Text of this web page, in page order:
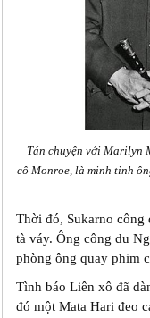
Tán chuyện với Marilyn
cô Monroe, là minh tinh
Thời đó, Sukarno
tà váy. Ông công du
phòng ông quay phim
Tình báo Liên xô đã
đó một Mata Hari đeo